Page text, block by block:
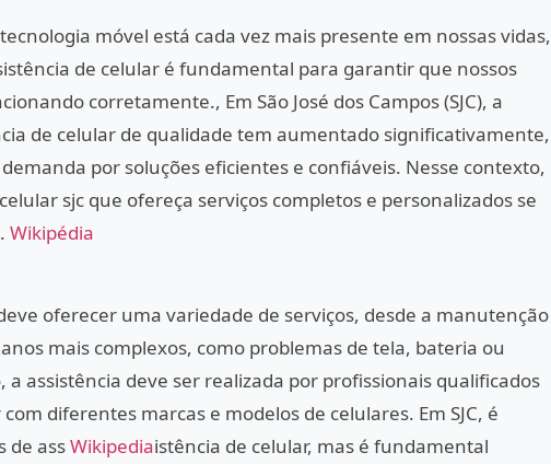
móvel está cada vez mais presente em nossas vidas,
de celular é fundamental para garantir que nossos
corretamente., Em São José dos Campos (SJC), a
de celular de qualidade tem aumentado significativamente,
por soluções eficientes e confiáveis. Nesse contexto,
sjc que ofereça serviços completos e personalizados se
Wikipédia
oferecer uma variedade de serviços, desde a manutenção
mais complexos, como problemas de tela, bateria ou
a assistência deve ser realizada por profissionais qualificados
diferentes marcas e modelos de celulares. Em SJC, é
de assWikipediaistência de celular, mas é fundamental